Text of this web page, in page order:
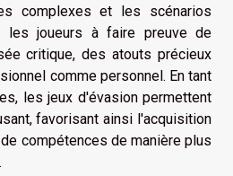
complexes et les scénarios
les joueurs à faire preuve de
critique, des atouts précieux
comme personnel. En tant
les jeux d'évasion permettent
favorisant ainsi l'acquisition
compétences de manière plus